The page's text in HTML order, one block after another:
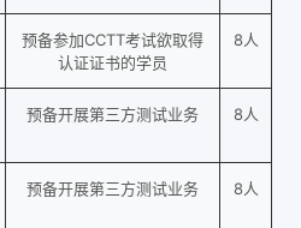
预备参加CCTT考试欲取得
认证证书的学员
8人
预备开展第三方测试业务 8人
预备开展第三方测试业务 8人